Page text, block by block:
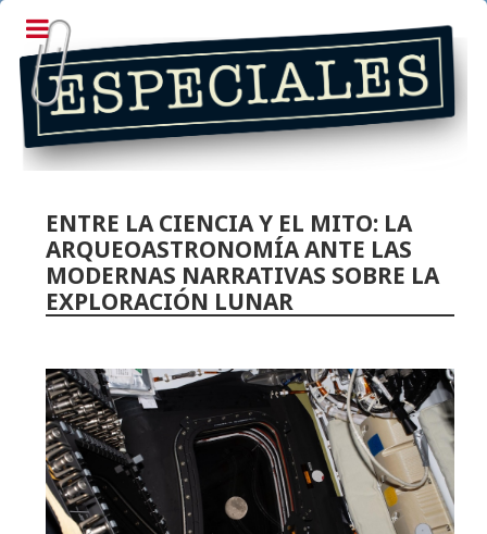
ENTRE LA CIENCIA Y EL MITO: LA
ARQUEOASTRONOMÍA ANTE LAS
MODERNAS NARRATIVAS SOBRE LA
EXPLORACIÓN LUNAR